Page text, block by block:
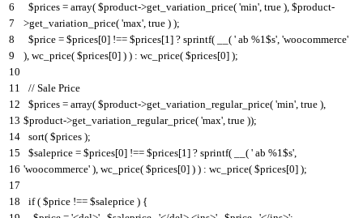
6
7
8
9
10
11
12
13
14
15
16
17
18
$prices = array( $product->get_variation_price( 'min', true ), $product-
>get_variation_price( 'max', true ) );
$price = $prices[0] !== $prices[1] ? sprintf( ( ' ab %1$s', 'woocommerce'
), wc_price( $prices[0] ) ) : wc_price( $prices[0] );
// Sale Price
$prices = array( $product->get_variation_regular_price( 'min', true ),
$product->get_variation_regular_price( 'max', true ));
sort( $prices );
$saleprice = $prices[0] !== $prices[1] ? sprintf( ( ' ab %1$s',
'woocommerce' ), wc_price( $prices[0] ) ) : wc_price( $prices[0] );
if ( $price !== $saleprice ) {